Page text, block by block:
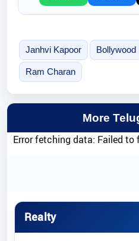
Janhvi Kapoor Bollywood
Ram Charan
More
Error fetching data: Failed to
Realty